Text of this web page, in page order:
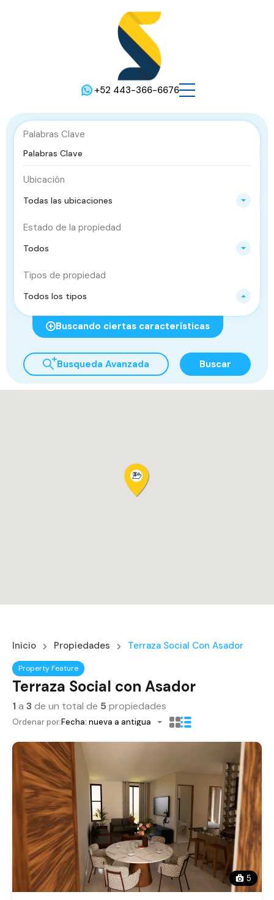
+52 443-366-6676
Palabras Clave
Ubicación
Todas las ubicaciones
Estado de la propiedad
Todos
Tipos de propiedad
Todos los tipos
Buscando ciertas características
Busqueda Avanzada Buscar
Inicio Propiedades Terraza Social Con Asador
Property Feature
Terraza Social con Asador
1a 3de un total de 5 propiedades
Ordenar por:Fecha: nueva a antigua
5